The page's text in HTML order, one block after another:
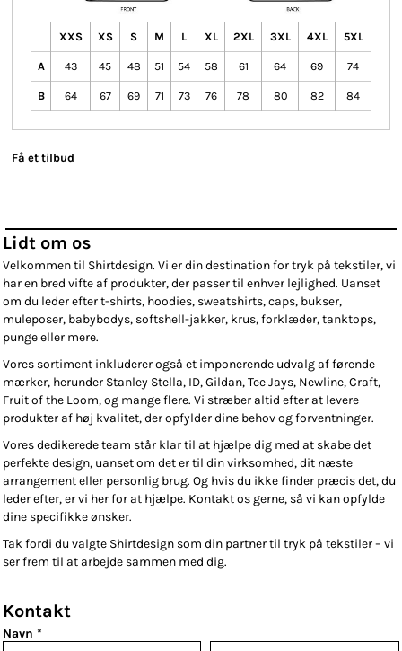
XXS XS S M L XL 2XL 3XL 4XL 5XL
A 43 45 48 51 54 58 61 64 69 74
B 64 67 69 71 73 76 78 80 82 84
Få et tilbud
Lidt om os
Velkommen til Shirtdesign. Vi er din destination for tryk på tekstiler, vi
har en bred vifte af produkter, der passer til enhver lejlighed. Uanset
om du leder efter t-shirts, hoodies, sweatshirts, caps, bukser,
muleposer, babybodys, softshell-jakker, krus, forklæder, tanktops,
punge eller mere.
Vores sortiment inkluderer også et imponerende udvalg af førende
mærker, herunder Stanley Stella, ID, Gildan, Tee Jays, Newline, Craft,
Fruit of the Loom, og mange flere. Vi stræber altid efter at levere
produkter af høj kvalitet, der opfylder dine behov og forventninger.
Vores dedikerede team står klar til at hjælpe dig med at skabe det
perfekte design, uanset om det er til din virksomhed, dit næste
arrangement eller personlig brug. Og hvis du ikke finder præcis det, du
leder efter, er vi her for at hjælpe. Kontakt os gerne, så vi kan opfylde
dine specifikke ønsker.
Tak fordi du valgte Shirtdesign som din partner til tryk på tekstiler – vi
ser frem til at arbejde sammen med dig.
Kontakt
Navn *